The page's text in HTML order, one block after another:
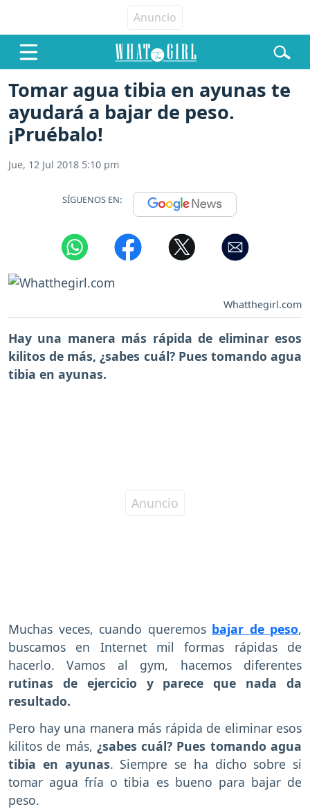
Tomar agua tibia en ayunas te
ayudará a bajar de peso.
¡Pruébalo!
Jue, 12 Jul 2018 5:10 pm
SÍGUENOS EN:
Whatthegirl.com
Hay una manera más rápida de eliminar esos
kilitos de más, ¿sabes cuál? Pues tomando agua
tibia en ayunas.
Muchas veces, cuando queremos bajar de peso,
buscamos en Internet mil formas rápidas de
hacerlo. Vamos al gym, hacemos diferentes
rutinas de ejercicio y parece que nada da
resultado.
Pero hay una manera más rápida de eliminar esos
kilitos de más, ¿sabes cuál? Pues tomando agua
tibia en ayunas. Siempre se ha dicho sobre si
tomar agua fría o tibia es bueno para bajar de
peso.